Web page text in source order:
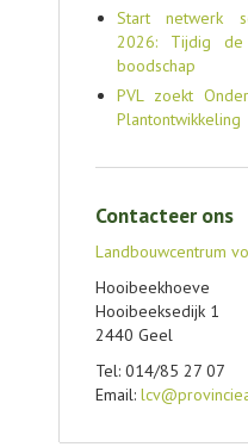
Start netwerk
2026: Tijdig
boodschap
PVL zoekt
Plantontwikkeling
Contacteer ons
Landbouwcentrum
Hooibeekhoeve
Hooibeeksedijk 1
2440 Geel
Tel: 014/85 27 07
Email: